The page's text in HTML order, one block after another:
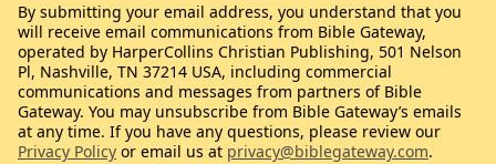
By submitting your email address, you understand that you
will receive email communications from Bible Gateway,
operated by HarperCollins Christian Publishing, 501 Nelson
Pl, Nashville, TN 37214 USA, including commercial
communications and messages from partners of Bible
Gateway. You may unsubscribe from Bible Gateway’s emails
at any time. If you have any questions, please review our
Privacy Policy or email us at privacy@biblegateway.com.